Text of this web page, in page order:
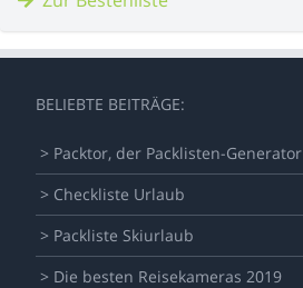
BELIEBTE BEITRÄGE:
> Packtor, der Packlisten-Generator
> Checkliste Urlaub
> Packliste Skiurlaub
> Die besten Reisekameras 2019